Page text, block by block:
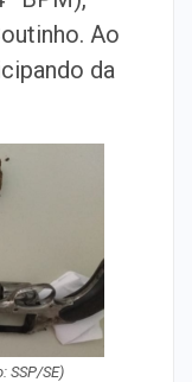
Ao
da
SSP/SE)